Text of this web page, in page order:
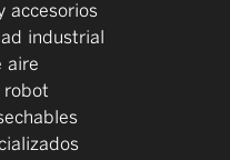
accesorios
industrial
aire
robot